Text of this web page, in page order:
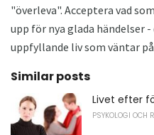
"överleva". Acceptera vad
upp för nya glada händelser
uppfyllande liv som väntar
Similar posts
Livet efter
PSYKOLOGI OCH